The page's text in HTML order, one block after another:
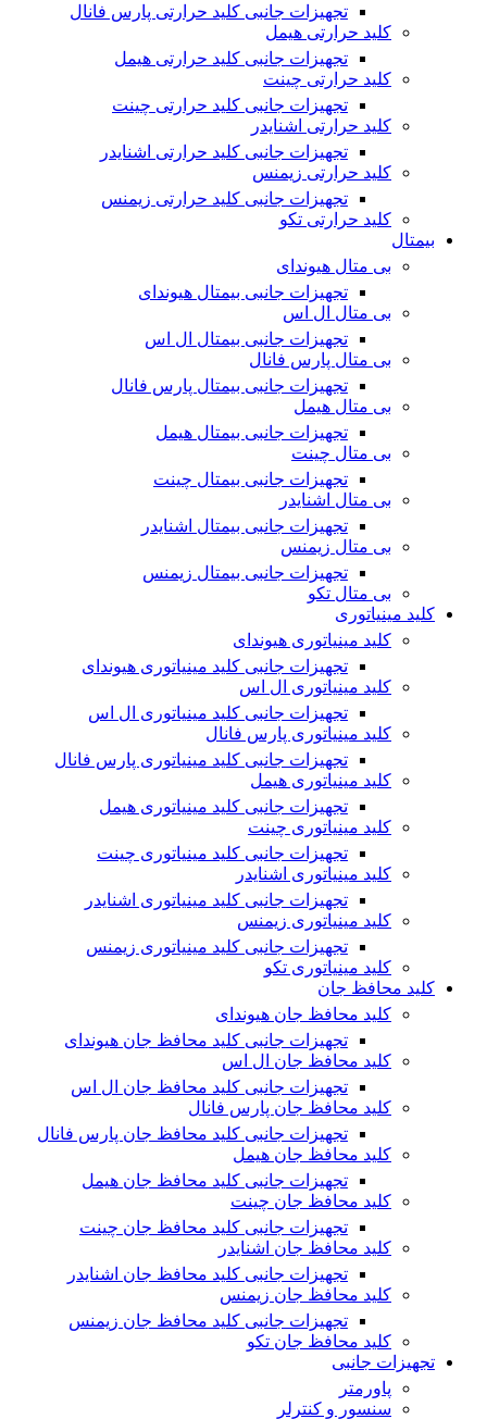
تجهیزات جانبی کلید حرارتی پارس فانال
کلید حرارتی هیمل
تجهیزات جانبی کلید حرارتی هیمل
کلید حرارتی چینت
تجهیزات جانبی کلید حرارتی چینت
کلید حرارتی اشنایدر
تجهیزات جانبی کلید حرارتی اشنایدر
کلید حرارتی زیمنس
تجهیزات جانبی کلید حرارتی زیمنس
کلید حرارتی تکو
بیمتال
بی متال هیوندای
تجهیزات جانبی بیمتال هیوندای
بی متال ال اس
تجهیزات جانبی بیمتال ال اس
بی متال پارس فانال
تجهیزات جانبی بیمتال پارس فانال
بی متال هیمل
تجهیزات جانبی بیمتال هیمل
بی متال چینت
تجهیزات جانبی بیمتال چینت
بی متال اشنایدر
تجهیزات جانبی بیمتال اشنایدر
بی متال زیمنس
تجهیزات جانبی بیمتال زیمنس
بی متال تکو
کلید مینیاتوری
کلید مینیاتوری هیوندای
تجهیزات جانبی کلید مینیاتوری هیوندای
کلید مینیاتوری ال اس
تجهیزات جانبی کلید مینیاتوری ال اس
کلید مینیاتوری پارس فانال
تجهیزات جانبی کلید مینیاتوری پارس فانال
کلید مینیاتوری هیمل
تجهیزات جانبی کلید مینیاتوری هیمل
کلید مینیاتوری چینت
تجهیزات جانبی کلید مینیاتوری چینت
کلید مینیاتوری اشنایدر
تجهیزات جانبی کلید مینیاتوری اشنایدر
کلید مینیاتوری زیمنس
تجهیزات جانبی کلید مینیاتوری زیمنس
کلید مینیاتوری تکو
کلید محافظ جان
کلید محافظ جان هیوندای
تجهیزات جانبی کلید محافظ جان هیوندای
کلید محافظ جان ال اس
تجهیزات جانبی کلید محافظ جان ال اس
کلید محافظ جان پارس فانال
تجهیزات جانبی کلید محافظ جان پارس فانال
کلید محافظ جان هیمل
تجهیزات جانبی کلید محافظ جان هیمل
کلید محافظ جان چینت
تجهیزات جانبی کلید محافظ جان چینت
کلید محافظ جان اشنایدر
تجهیزات جانبی کلید محافظ جان اشنایدر
کلید محافظ جان زیمنس
تجهیزات جانبی کلید محافظ جان زیمنس
کلید محافظ جان تکو
تجهیزات جانبی
پاورمتر
سنسور و کنترلر